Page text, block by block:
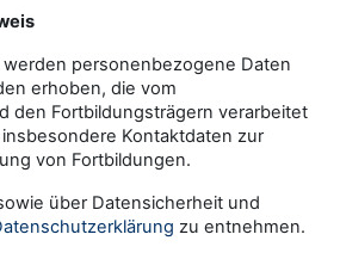
personenbezogene Daten
erhoben, die vom
den Fortbildungsträgern verarbeitet
Kontaktdaten zur
von Fortbildungen.
über Datensicherheit und
zu entnehmen.